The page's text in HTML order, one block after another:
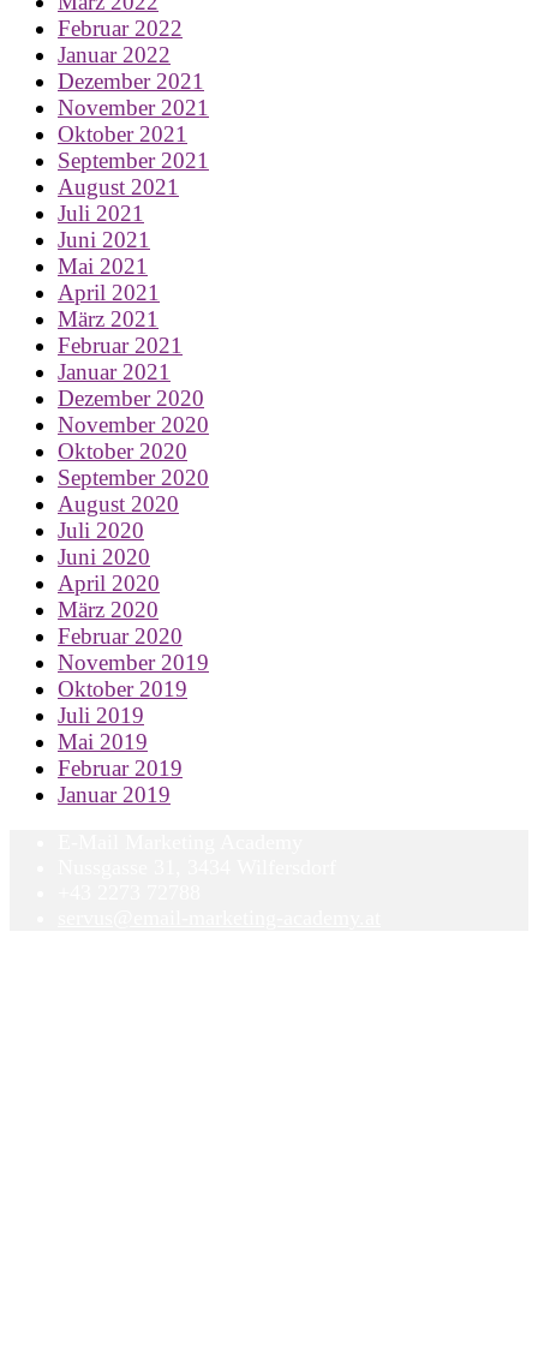
Februar 2022
Januar 2022
Dezember 2021
November 2021
Oktober 2021
September 2021
August 2021
Juli 2021
Juni 2021
Mai 2021
April 2021
März 2021
Februar 2021
Januar 2021
Dezember 2020
November 2020
Oktober 2020
September 2020
August 2020
Juli 2020
Juni 2020
April 2020
März 2020
Februar 2020
November 2019
Oktober 2019
Juli 2019
Mai 2019
Februar 2019
Januar 2019